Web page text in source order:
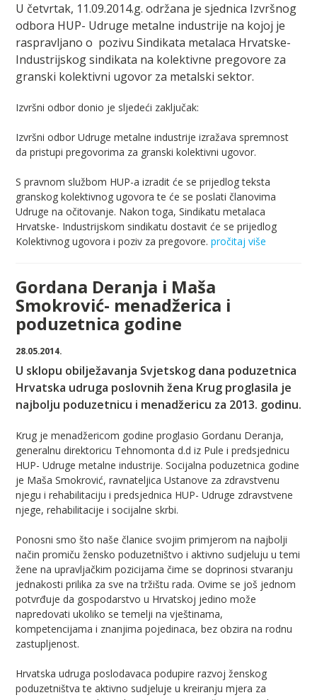
U četvrtak, 11.09.2014.g. održana je sjednica Izvršnog
odbora HUP- Udruge metalne industrije na kojoj je
raspravljano o pozivu Sindikata metalaca Hrvatske-
Industrijskog sindikata na kolektivne pregovore za
granski kolektivni ugovor za metalski sektor.
Izvršni odbor donio je sljedeći zaključak:
Izvršni odbor Udruge metalne industrije izražava spremnost
da pristupi pregovorima za granski kolektivni ugovor.
S pravnom službom HUP-a izradit će se prijedlog teksta
granskog kolektivnog ugovora te će se poslati članovima
Udruge na očitovanje. Nakon toga, Sindikatu metalaca
Hrvatske- Industrijskom sindikatu dostavit će se prijedlog
Kolektivnog ugovora i poziv za pregovore. pročitaj više
Gordana Deranja i Maša
Smokrović- menadžerica i
poduzetnica godine
28.05.2014.
U sklopu obilježavanja Svjetskog dana poduzetnica
Hrvatska udruga poslovnih žena Krug proglasila je
najbolju poduzetnicu i menadžericu za 2013. godinu.
Krug je menadžericom godine proglasio Gordanu Deranja,
generalnu direktoricu Tehnomonta d.d iz Pule i predsjednicu
HUP- Udruge metalne industrije. Socijalna poduzetnica godine
je Maša Smokrović, ravnateljica Ustanove za zdravstvenu
njegu i rehabilitaciju i predsjednica HUP- Udruge zdravstvene
njege, rehabilitacije i socijalne skrbi.
Ponosni smo što naše članice svojim primjerom na najbolji
način promiču žensko poduzetništvo i aktivno sudjeluju u temi
žene na upravljačkim pozicijama čime se doprinosi stvaranju
jednakosti prilika za sve na tržištu rada. Ovime se još jednom
potvrđuje da gospodarstvo u Hrvatskoj jedino može
napredovati ukoliko se temelji na vještinama,
kompetencijama i znanjima pojedinaca, bez obzira na rodnu
zastupljenost.
Hrvatska udruga poslodavaca podupire razvoj ženskog
poduzetništva te aktivno sudjeluje u kreiranju mjera za